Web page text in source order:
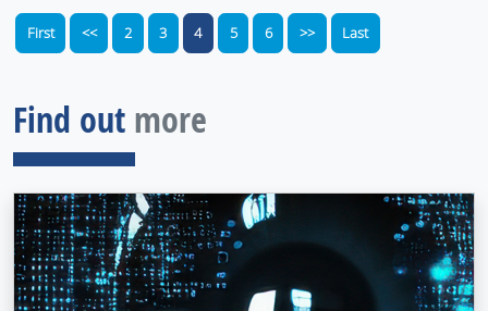
First << 2 3 4 5 6 >> Last
Find out more